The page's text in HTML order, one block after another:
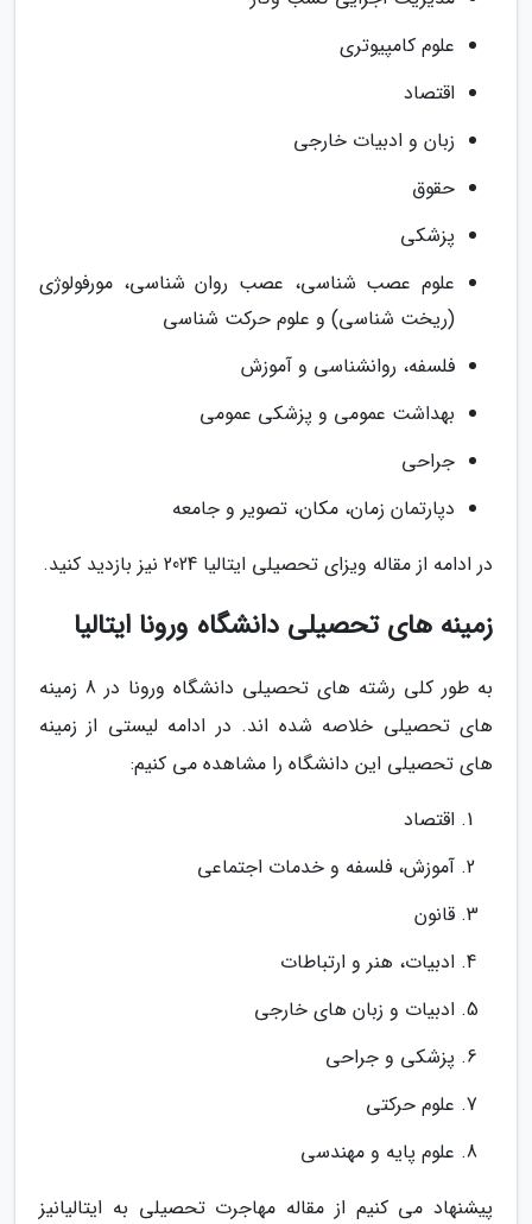
علوم کامپیوتری
اقتصاد
زبان و ادبیات خارجی
حقوق
پزشکی
علوم عصب شناسی، عصب روان شناسی، مورفولوژی
(ریخت شناسی) و علوم حرکت شناسی
فلسفه، روانشناسی و آموزش
بهداشت عمومی و پزشکی عمومی
جراحی
دپارتمان زمان، مکان، تصویر و جامعه
در ادامه از مقاله ویزای تحصیلی ایتالیا 2024 نیز بازدید کنید.
زمینه های تحصیلی دانشگاه ورونا ایتالیا
به طور کلی رشته های تحصیلی دانشگاه ورونا در 8 زمینه
های تحصیلی خلاصه شده اند. در ادامه لیستی از زمینه
های تحصیلی این دانشگاه را مشاهده می کنیم:
اقتصاد
آموزش، فلسفه و خدمات اجتماعی
قانون
ادبیات، هنر و ارتباطات
ادبیات و زبان های خارجی
پزشکی و جراحی
علوم حرکتی
علوم پایه و مهندسی
پیشنهاد می کنیم از مقاله مهاجرت تحصیلی به ایتالیانیز